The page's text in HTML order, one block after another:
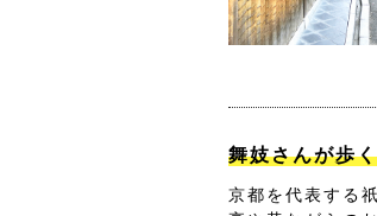
舞妓さんが歩
京都を代表する